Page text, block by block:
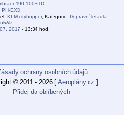
190-100STD
PH-EXD
KLM cityhopper, Kategorie: Dopravní letadla
2017 - 13:34 hod.
ochrany osobních údajů
© 2011 - 2026 [ Aeroplány.cz ].
Přidej do oblíbených!